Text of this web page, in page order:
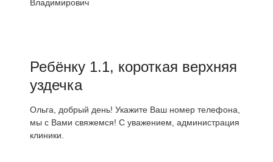
Владимирович
Ребёнку 1.1, короткая верхняя
уздечка
Ольга, добрый день! Укажите Ваш номер телефона,
мы с Вами свяжемся! С уважением, администрация
клиники.